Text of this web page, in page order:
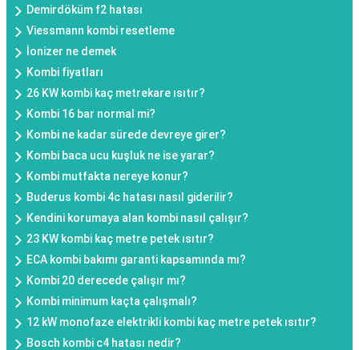
Demirdöküm f2 hatası
Viessmann kombi resetleme
İonizer ne demek
Kombi fiyatları
26 KW kombi kaç metrekare ısıtır?
Kombi 16 bar normal mi?
Kombi ne kadar sürede devreye girer?
Kombi baca ucu kuşluk ne ise yarar?
Kombi mutfakta nereye konur?
Buderus kombi 4c hatası nasıl giderilir?
Kendini korumaya alan kombi nasıl çalışır?
23 KW kombi kaç metre petek ısıtır?
ECA kombi bakımı garanti kapsamında mı?
Kombi 20 derecede çalışır mı?
Kombi minimum kaçta çalışmalı?
12 kW monofaze elektrikli kombi kaç metre petek ısıtır?
Bosch kombi c4 hatası nedir?